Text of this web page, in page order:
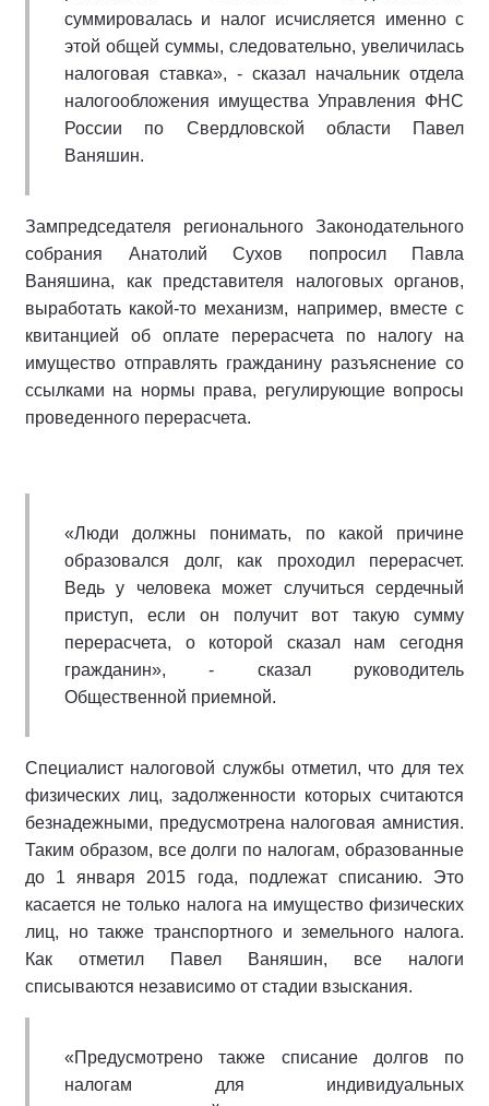
суммировалась и налог исчисляется именно с
этой общей суммы, следовательно, увеличилась
налоговая ставка», - сказал начальник отдела
налогообложения имущества Управления ФНС
России по Свердловской области Павел
Ваняшин.
Зампредседателя регионального Законодательного
собрания Анатолий Сухов попросил Павла
Ваняшина, как представителя налоговых органов,
выработать какой-то механизм, например, вместе с
квитанцией об оплате перерасчета по налогу на
имущество отправлять гражданину разъяснение со
ссылками на нормы права, регулирующие вопросы
проведенного перерасчета.
«Люди должны понимать, по какой причине
образовался долг, как проходил перерасчет.
Ведь у человека может случиться сердечный
приступ, если он получит вот такую сумму
перерасчета, о которой сказал нам сегодня
гражданин», - сказал руководитель
Общественной приемной.
Специалист налоговой службы отметил, что для тех
физических лиц, задолженности которых считаются
безнадежными, предусмотрена налоговая амнистия.
Таким образом, все долги по налогам, образованные
до 1 января 2015 года, подлежат списанию. Это
касается не только налога на имущество физических
лиц, но также транспортного и земельного налога.
Как отметил Павел Ваняшин, все налоги
списываются независимо от стадии взыскания.
«Предусмотрено также списание долгов по
налогам для индивидуальных